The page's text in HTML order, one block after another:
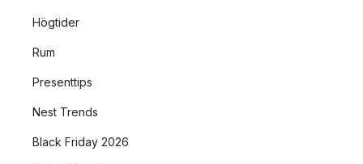
Högtider
Rum
Presenttips
Nest Trends
Black Friday 2026